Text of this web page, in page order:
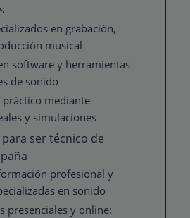
en grabación,
musical
software y herramientas
de sonido
mediante
y simulaciones
ser técnico de
profesional y
en sonido
presenciales y online: